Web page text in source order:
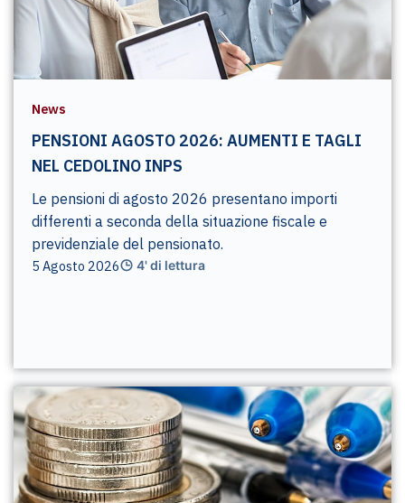
News
PENSIONI AGOSTO 2026: AUMENTI E TAGLI
NEL CEDOLINO INPS
Le pensioni di agosto 2026 presentano importi
differenti a seconda della situazione fiscale e
previdenziale del pensionato.
5 Agosto 2026 4' di lettura